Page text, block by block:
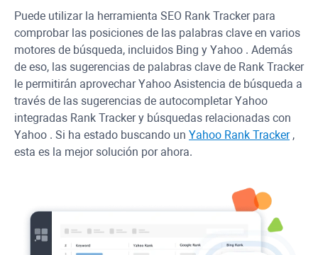
Puede utilizar la herramienta SEO Rank Trackerpara
comprobar las posiciones de las palabras clave en varios
motores de búsqueda, incluidos Bing y Yahoo . Además
de eso, las sugerencias de palabras clave de Rank Tracker
le permitirán aprovecharYahoo Asistencia de búsqueda a
través de las sugerencias de autocompletarYahoo
integradas Rank Trackery búsquedas relacionadas con
Yahoo . Si ha estado buscando un Yahoo Rank Tracker,
esta es la mejor solución por ahora.